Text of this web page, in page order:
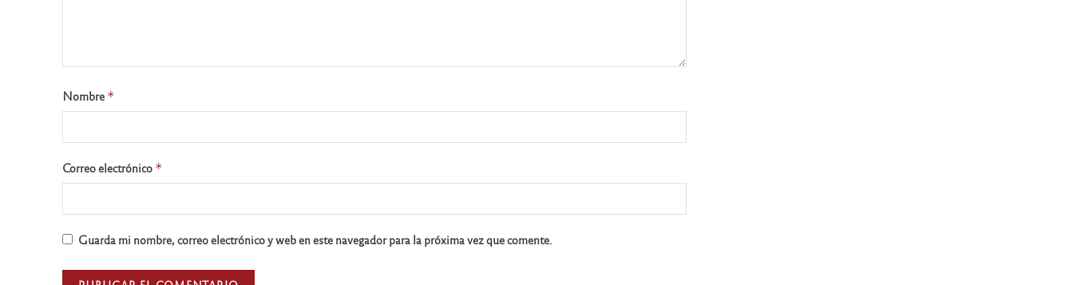
Nombre *
Correo electrónico *
Guarda mi nombre, correo electrónico y web en este navegador para la próxima vez que comente.